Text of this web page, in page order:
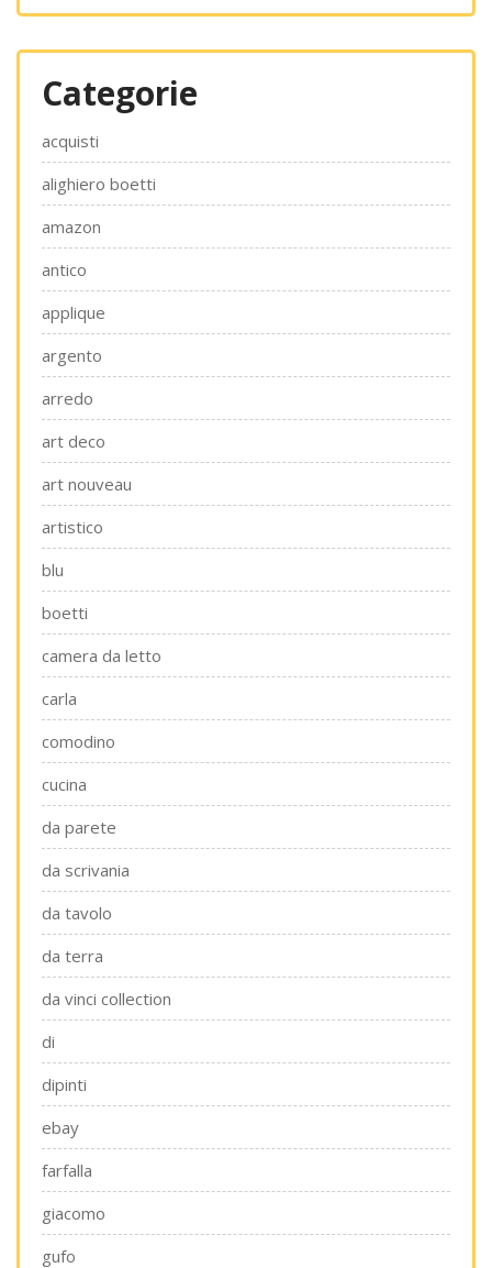
Categorie
acquisti
alighiero boetti
amazon
antico
applique
argento
arredo
art deco
art nouveau
artistico
blu
boetti
camera da letto
carla
comodino
cucina
da parete
da scrivania
da tavolo
da terra
da vinci collection
di
dipinti
ebay
farfalla
giacomo
gufo